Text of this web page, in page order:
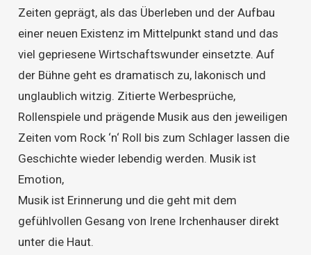
Zeiten geprägt, als das Überleben und der Aufbau
einer neuen Existenz im Mittelpunkt stand und das
viel gepriesene Wirtschaftswunder einsetzte. Auf
der Bühne geht es dramatisch zu, lakonisch und
unglaublich witzig. Zitierte Werbesprüche,
Rollenspiele und prägende Musik aus den jeweiligen
Zeiten vom Rock ‘n‘ Roll bis zum Schlager lassen die
Geschichte wieder lebendig werden. Musik ist
Emotion,
Musik ist Erinnerung und die geht mit dem
gefühlvollen Gesang von Irene Irchenhauser direkt
unter die Haut.